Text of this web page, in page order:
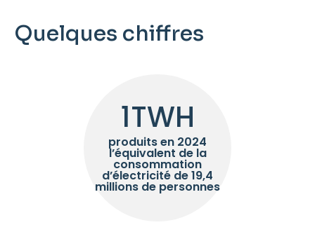
Quelques chiffres
1TWH
produits en 2024
l’équivalent de la
consommation
d’électricité de 19,4
millions de personnes